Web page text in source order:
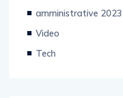
amministrative 2023
Video
Tech